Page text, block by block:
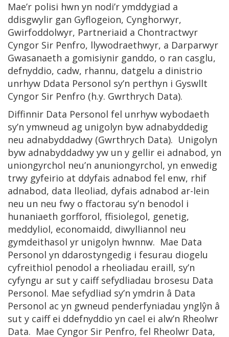
Mae’r polisi hwn yn nodi’r ymddygiad a
ddisgwylir gan Gyflogeion, Cynghorwyr,
Gwirfoddolwyr, Partneriaid a Chontractwyr
Cyngor Sir Penfro, llywodraethwyr, a Darparwyr
Gwasanaeth a gomisiynir ganddo, o ran casglu,
defnyddio, cadw, rhannu, datgelu a dinistrio
unrhyw Ddata Personol sy’n perthyn i Gyswllt
Cyngor Sir Penfro (h.y. Gwrthrych Data).
Diffinnir Data Personol fel unrhyw wybodaeth
sy’n ymwneud ag unigolyn byw adnabyddedig
neu adnabyddadwy (Gwrthrych Data). Unigolyn
byw adnabyddadwy yw un y gellir ei adnabod, yn
uniongyrchol neu’n anuniongyrchol, yn enwedig
trwy gyfeirio at ddyfais adnabod fel enw, rhif
adnabod, data lleoliad, dyfais adnabod ar-lein
neu un neu fwy o ffactorau sy’n benodol i
hunaniaeth gorfforol, ffisiolegol, genetig,
meddyliol, economaidd, diwylliannol neu
gymdeithasol yr unigolyn hwnnw. Mae Data
Personol yn ddarostyngedig i fesurau diogelu
cyfreithiol penodol a rheoliadau eraill, sy’n
cyfyngu ar sut y caiff sefydliadau brosesu Data
Personol. Mae sefydliad sy’n ymdrin â Data
Personol ac yn gwneud penderfyniadau ynglŷn â
sut y caiff ei ddefnyddio yn cael ei alw’n Rheolwr
Data. Mae Cyngor Sir Penfro, fel Rheolwr Data,